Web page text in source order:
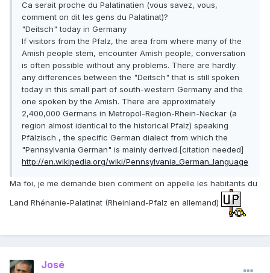
Ca serait proche du Palatinatien (vous savez, vous,
comment on dit les gens du Palatinat)?
"Deitsch" today in Germany
If visitors from the Pfalz, the area from where many of the
Amish people stem, encounter Amish people, conversation
is often possible without any problems. There are hardly
any differences between the "Deitsch" that is still spoken
today in this small part of south-western Germany and the
one spoken by the Amish. There are approximately
2,400,000 Germans in Metropol-Region-Rhein-Neckar (a
region almost identical to the historical Pfalz) speaking
Pfälzisch , the specific German dialect from which the
"Pennsylvania German" is mainly derived.[citation needed]
http://en.wikipedia.org/wiki/Pennsylvania_German_language
Ma foi, je me demande bien comment on appelle les habitants du
Land Rhénanie-Palatinat (Rheinland-Pfalz en allemand)
José